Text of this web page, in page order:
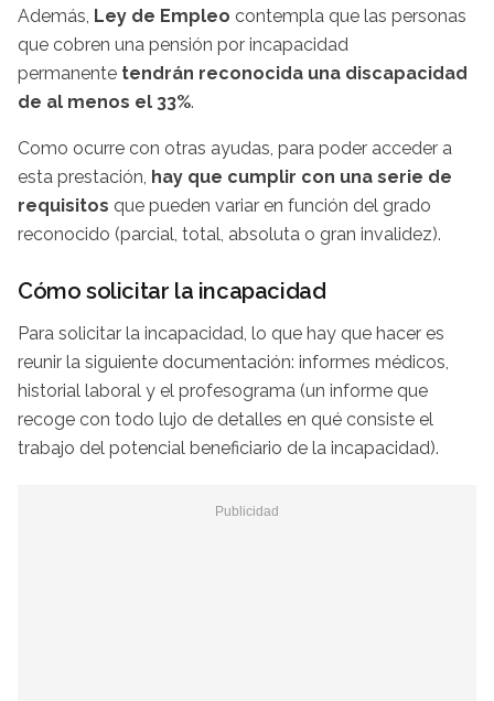
Además, Ley de Empleo contempla que las personas
que cobren una pensión por incapacidad
permanente tendrán reconocida una discapacidad
de al menos el 33%.
Como ocurre con otras ayudas, para poder acceder a
esta prestación, hay que cumplir con una serie de
requisitos que pueden variar en función del grado
reconocido (parcial, total, absoluta o gran invalidez).
Cómo solicitar la incapacidad
Para solicitar la incapacidad, lo que hay que hacer es
reunir la siguiente documentación: informes médicos,
historial laboral y el profesograma (un informe que
recoge con todo lujo de detalles en qué consiste el
trabajo del potencial beneficiario de la incapacidad).